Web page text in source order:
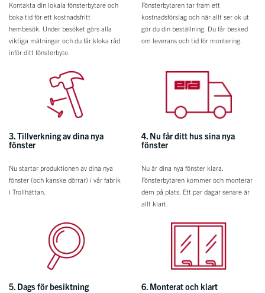
Kontakta din lokala fönsterbytare och
boka tid för ett kostnadsfritt
hembesök. Under besöket görs alla
viktiga mätningar och du får kloka råd
inför ditt fönsterbyte.
Fönsterbytaren tar fram ett
kostnadsförslag och när allt ser ok ut
gör du din beställning. Du får besked
om leverans och tid för montering.
3. Tillverkning av dina nya
fönster
Nu startar produktionen av dina nya
fönster (och kanske dörrar) i vår fabrik
i Trollhättan.
4. Nu får ditt hus sina nya
fönster
Nu är dina nya fönster klara.
Fönsterbytaren kommer och monterar
dem på plats. Ett par dagar senare är
allt klart.
5. Dags för besiktning 6. Monterat och klart